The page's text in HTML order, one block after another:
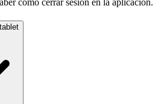
cómo cerrar sesión en la aplicación.